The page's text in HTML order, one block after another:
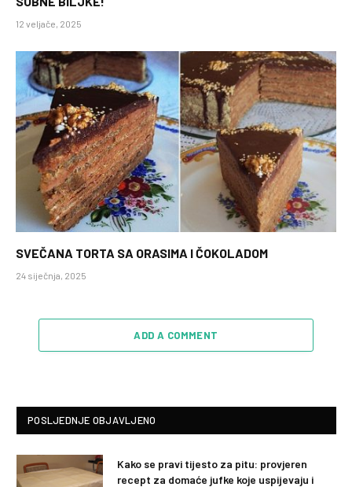
12 veljače, 2025
SVEČANA TORTA SA ORASIMA I ČOKOLADOM
24 siječnja, 2025
ADD A COMMENT
POSLJEDNJE OBJAVLJENO
Kako se pravi tijesto za pitu: provjeren
recept za domaće jufke koje uspijevaju i